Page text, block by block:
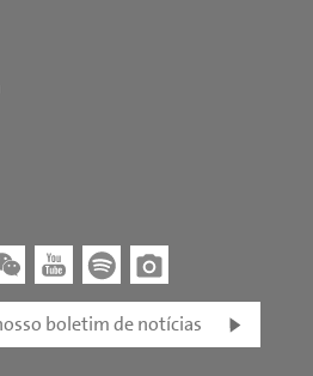
boletim de notícias